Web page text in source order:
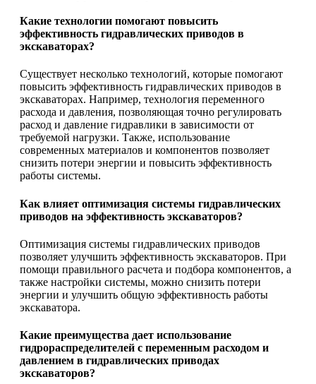
Какие технологии помогают повысить
эффективность гидравлических приводов в
экскаваторах?
Существует несколько технологий, которые помогают
повысить эффективность гидравлических приводов в
экскаваторах. Например, технология переменного
расхода и давления, позволяющая точно регулировать
расход и давление гидравлики в зависимости от
требуемой нагрузки. Также, использование
современных материалов и компонентов позволяет
снизить потери энергии и повысить эффективность
работы системы.
Как влияет оптимизация системы гидравлических
приводов на эффективность экскаваторов?
Оптимизация системы гидравлических приводов
позволяет улучшить эффективность экскаваторов. При
помощи правильного расчета и подбора компонентов, а
также настройки системы, можно снизить потери
энергии и улучшить общую эффективность работы
экскаватора.
Какие преимущества дает использование
гидрораспределителей с переменным расходом и
давлением в гидравлических приводах
экскаваторов?